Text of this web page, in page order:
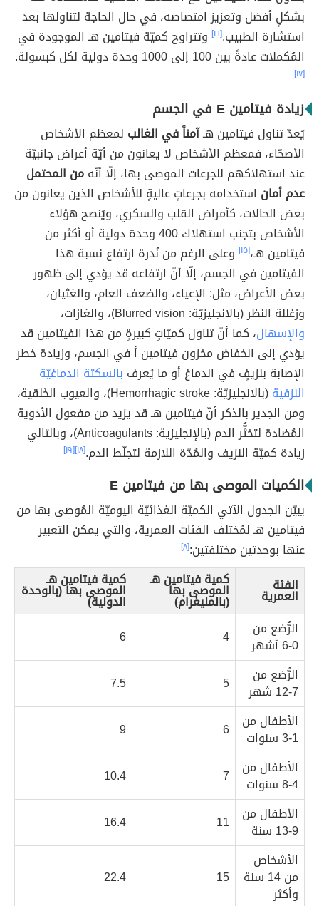
بشكلٍ أفضل وتعزيز امتصاصه، في حال الحاجة لتناولها بعد
استشارة الطبيب.[١٦]
وتتراوح كميّة فيتامين هـ الموجودة في
المُكملات عادةً بين 100 إلى 1000 وحدة دولية لكل كبسولة.
[١٧]
زيادة فيتامين E في الجسم
يُعدّ تناول فيتامين هـآمناً في الغالب لمعظم الأشخاص
الأصحّاء، فمعظم الأشخاص لا يعانون من أيّة أعراض جانبيّة
عند استهلاكهم للجرعات الموصى بها، إلّا أنّهمن المحتمل
عدم أمان استخدامه بجرعاتٍ عاليةٍ للأشخاص الذين يعانون من
بعض الحالات، كأمراض القلب والسكري، ويُنصح هؤلاء
الأشخاص بتجنب استهلاك 400 وحدة دولية أو أكثر من
فيتامين هـ،[١٥]
وعلى الرغم من نُدرة ارتفاع نسبة هذا
الفيتامين في الجسم، إلّا أنّ ارتفاعه قد يؤدي إلى ظهور
بعض الأعراض، مثل: الإعياء، والضعف العام، والغثيان،
وزغللة النظر (بالانجليزيّة: Blurred vision)، والغازات،
والإسهال، كما أنّ تناول كميّاتٍ كبيرةٍ من هذا الفيتامين قد
يؤدي إلى انخفاض مخزون فيتامين أ في الجسم، وزيادة خطر
الإصابة بنزيفٍ في الدماغ أو ما يُعرف بالسكتة الدماغيّة
النزفية
(بالانجليزيّة: Hemorrhagic stroke)، والعيوب الخَلقية،
ومن الجدير بالذكر أنّ فيتامين هـ قد يزيد من مفعول الأدوية
المُضادة لتخثُّر الدم (بالإنجليزية: Anticoagulants)، وبالتالي
زيادة كميّة النزيف والمُدّة اللازمة لتجلّط الدم.[١٨] [١٩]
الكميات الموصى بها من فيتامين E
يبيّن الجدول الآتي الكميّة الغذائيّة اليوميّة المُوصى بها من
فيتامين هـ لمُختلف الفئات العمرية، والتي يمكن التعبير
عنها بوحدتين مختلفتين:[٨]
الفئة
العمرية
كمية فيتامين هـ
الموصى بها
(بالمليغرام)
كمية فيتامين هـ
الموصى بها (بالوحدة
الدولية)
الرُّضع من
0-6 أشهر 4
6
الرُّضع من
7-12 شهر 5
7.5
الأطفال من
1-3 سنوات 6
9
الأطفال من
4-8 سنوات 7
10.4
الأطفال من
9-13 سنة 11
16.4
الأشخاص
من 14 سنة
وأكثر
15
22.4